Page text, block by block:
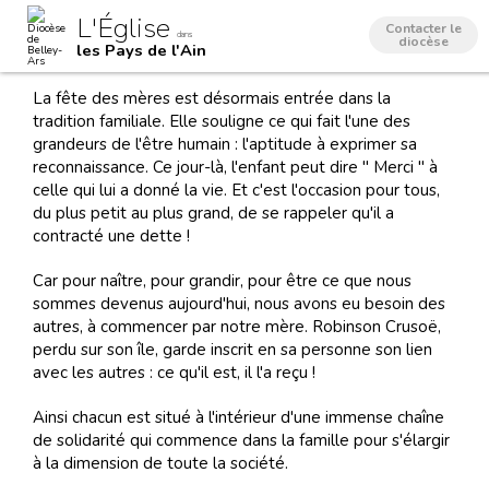
contenu.
navigation
Outils
personnels
L'Église dans
les Pays de l'Ain
Contacter le
diocèse
La fête des mères est désormais entrée dans la
tradition familiale. Elle souligne ce qui fait l'une des
grandeurs de l'être humain : l'aptitude à exprimer sa
reconnaissance. Ce jour-là, l'enfant peut dire " Merci " à
celle qui lui a donné la vie. Et c'est l'occasion pour tous,
du plus petit au plus grand, de se rappeler qu'il a
contracté une dette !
Car pour naître, pour grandir, pour être ce que nous
sommes devenus aujourd'hui, nous avons eu besoin des
autres, à commencer par notre mère. Robinson Crusoë,
perdu sur son île, garde inscrit en sa personne son lien
avec les autres : ce qu'il est, il l'a reçu !
Ainsi chacun est situé à l'intérieur d'une immense chaîne
de solidarité qui commence dans la famille pour s'élargir
à la dimension de toute la société.